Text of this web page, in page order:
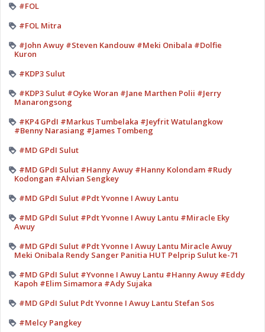
#FOL
#FOL Mitra
#John Awuy #Steven Kandouw #Meki Onibala #Dolfie
Kuron
#KDP3 Sulut
#KDP3 Sulut #Oyke Woran #Jane Marthen Polii #Jerry
Manarongsong
#KP4 GPdI #Markus Tumbelaka #Jeyfrit Watulangkow
#Benny Narasiang #James Tombeng
#MD GPdI Sulut
#MD GPdI Sulut #Hanny Awuy #Hanny Kolondam #Rudy
Kodongan #Alvian Sengkey
#MD GPdI Sulut #Pdt Yvonne I Awuy Lantu
#MD GPdI Sulut #Pdt Yvonne I Awuy Lantu #Miracle Eky
Awuy
#MD GPdI Sulut #Pdt Yvonne I Awuy Lantu Miracle Awuy
Meki Onibala Rendy Sanger Panitia HUT Pelprip Sulut ke-71
#MD GPdI Sulut #Yvonne I Awuy Lantu #Hanny Awuy #Eddy
Kapoh #Elim Simamora #Ady Sujaka
#MD GPdI Sulut Pdt Yvonne I Awuy Lantu Stefan Sos
#Melcy Pangkey